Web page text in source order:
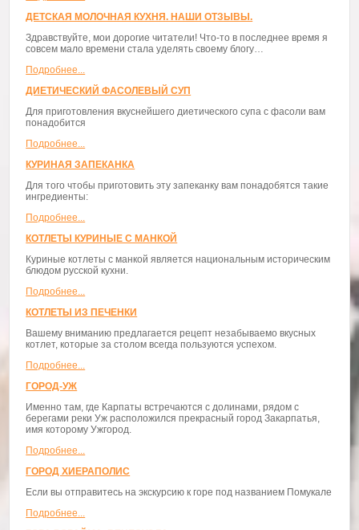
ДЕТСКАЯ МОЛОЧНАЯ КУХНЯ. НАШИ ОТЗЫВЫ.
Здравствуйте, мои дорогие читатели! Что-то в последнее время я
совсем мало времени стала уделять своему блогу…
Подробнее...
ДИЕТИЧЕСКИЙ ФАСОЛЕВЫЙ СУП
Для приготовления вкуснейшего диетического супа с фасоли вам
понадобится
Подробнее...
КУРИНАЯ ЗАПЕКАНКА
Для того чтобы приготовить эту запеканку вам понадобятся такие
ингредиенты:
Подробнее...
КОТЛЕТЫ КУРИНЫЕ С МАНКОЙ
Куриные котлеты с манкой является национальным историческим
блюдом русской кухни.
Подробнее...
КОТЛЕТЫ ИЗ ПЕЧЕНКИ
Вашему вниманию предлагается рецепт незабываемо вкусных
котлет, которые за столом всегда пользуются успехом.
Подробнее...
ГОРОД-УЖ
Именно там, где Карпаты встречаются с долинами, рядом с
берегами реки Уж расположился прекрасный город Закарпатья,
имя которому Ужгород.
Подробнее...
ГОРОД ХИЕРАПОЛИС
Если вы отправитесь на экскурсию к горе под названием Помукале
Подробнее...